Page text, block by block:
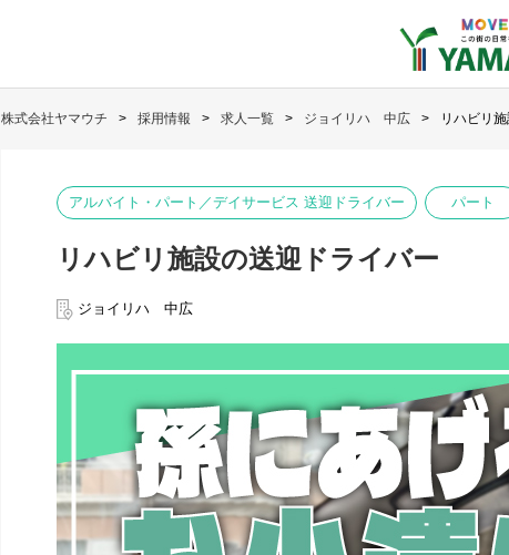
株式会社ヤマウチ 採用情報 求人一覧 ジョイリハ 中広 リハビリ
アルバイト・パート／デイサービス 送迎ドライバー パート
リハビリ施設の送迎ドライバー
ジョイリハ 中広